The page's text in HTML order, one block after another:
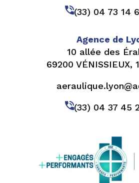
(33) 04 73 14
Agence de
10 allée des
69200 VÉNISSIEUX,
(33) 04 37 45